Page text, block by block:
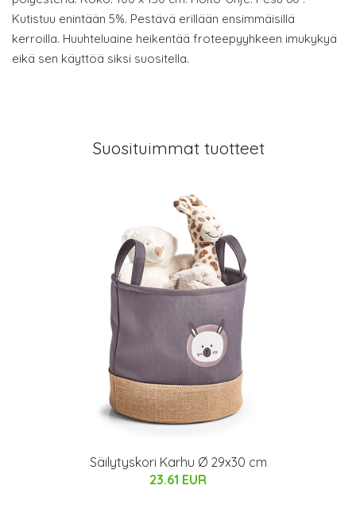
Kutistuu enintään 5%. Pestävä erillään ensimmäisillä
kerroilla. Huuhteluaine heikentää froteepyyhkeen imukykyä
eikä sen käyttöä siksi suositella.
Suosituimmat tuotteet
Säilytyskori Karhu Ø 29x30 cm
23.61 EUR